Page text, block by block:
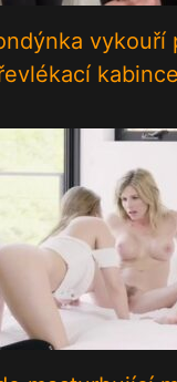
vykouří
kabince